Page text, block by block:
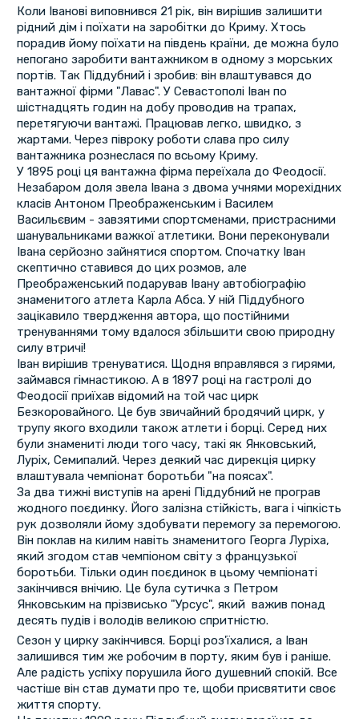
Коли Іванові виповнився 21 рік, він вирішив залишити
рідний дім і поїхати на заробітки до Криму. Хтось
порадив йому поїхати на південь країни, де можна було
непогано заробити вантажником в одному з морських
портів. Так Піддубний і зробив: він влаштувався до
вантажної фірми "Лавас". У Севастополі Іван по
шістнадцять годин на добу проводив на трапах,
перетягуючи вантажі. Працював легко, швидко, з
жартами. Через півроку роботи слава про силу
вантажника рознеслася по всьому Криму.
У 1895 році ця вантажна фірма переїхала до Феодосії.
Незабаром доля звела Івана з двома учнями морехідних
класів Антоном Преображенським і Василем
Васильєвим - завзятими спортсменами, пристрасними
шанувальниками важкої атлетики. Вони переконували
Івана серйозно зайнятися спортом. Спочатку Іван
скептично ставився до цих розмов, але
Преображенський подарував Івану автобіографію
знаменитого атлета Карла Абса. У ній Піддубного
зацікавило твердження автора, що постійними
тренуваннями тому вдалося збільшити свою природну
силу втричі!
Іван вирішив тренуватися. Щодня вправлявся з гирями,
займався гімнастикою. А в 1897 році на гастролі до
Феодосії приїхав відомий на той час цирк
Безкоровайного. Це був звичайний бродячий цирк, у
трупу якого входили також атлети і борці. Серед них
були знамениті люди того часу, такі як Янковський,
Луріх, Семипалий. Через деякий час дирекція цирку
влаштувала чемпіонат боротьби "на поясах".
За два тижні виступів на арені Піддубний не програв
жодного поєдинку. Його залізна стійкість, вага і чіпкість
рук дозволяли йому здобувати перемогу за перемогою.
Він поклав на килим навіть знаменитого Георга Луріха,
який згодом став чемпіоном світу з французької
боротьби. Тільки один поєдинок в цьому чемпіонаті
закінчився внічию. Це була сутичка з Петром
Янковським на прізвисько "Урсус", який важив понад
десять пудів і володів великою спритністю.
Сезон у цирку закінчився. Борці роз'їхалися, а Іван
залишився тим же робочим в порту, яким був і раніше.
Але радість успіху порушила його душевний спокій. Все
частіше він став думати про те, щоби присвятити своє
життя спорту.